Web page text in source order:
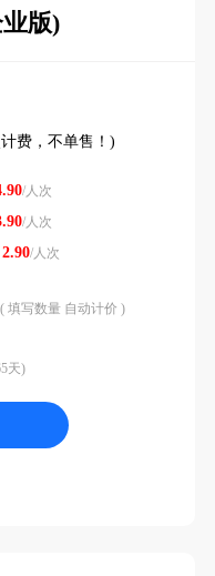
版)
费，不单售！)
/人次
/人次
2.90/人次
填写数量 自动计价 )
天)